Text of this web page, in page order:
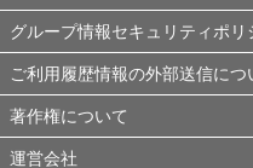
グループ情報セキュリティポリ
ご利用履歴情報の外部送信につ
著作権について
運営会社